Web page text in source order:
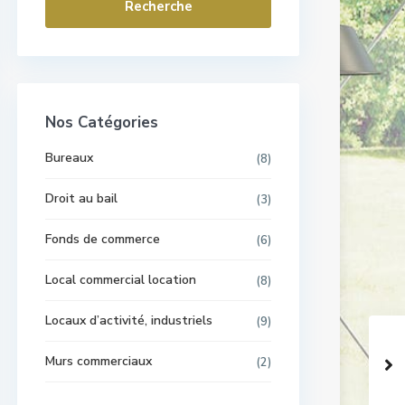
Recherche
Nos Catégories
Bureaux (8)
Droit au bail (3)
Fonds de commerce (6)
Local commercial location (8)
Locaux d’activité, industriels (9)
Murs commerciaux (2)